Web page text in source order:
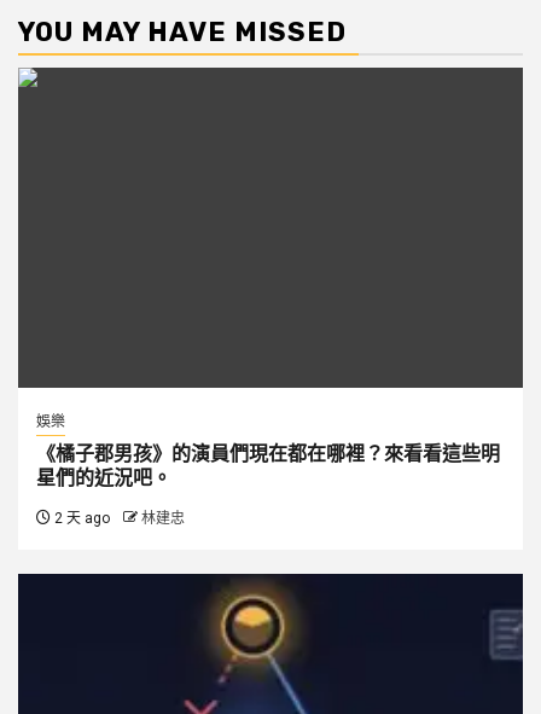
YOU MAY HAVE MISSED
娛樂
《橘子郡男孩》的演員們現在都在哪裡？來看看這些明
星們的近況吧。
2 天 ago 林建忠